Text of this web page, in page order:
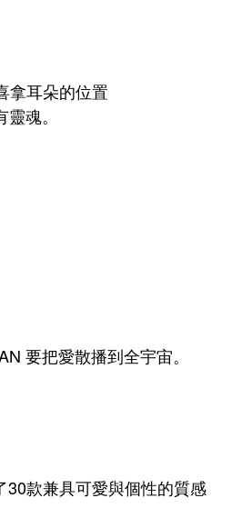
拿耳朵的位置
魂。
要把愛散播到全宇宙。
款兼具可愛與個性的質感